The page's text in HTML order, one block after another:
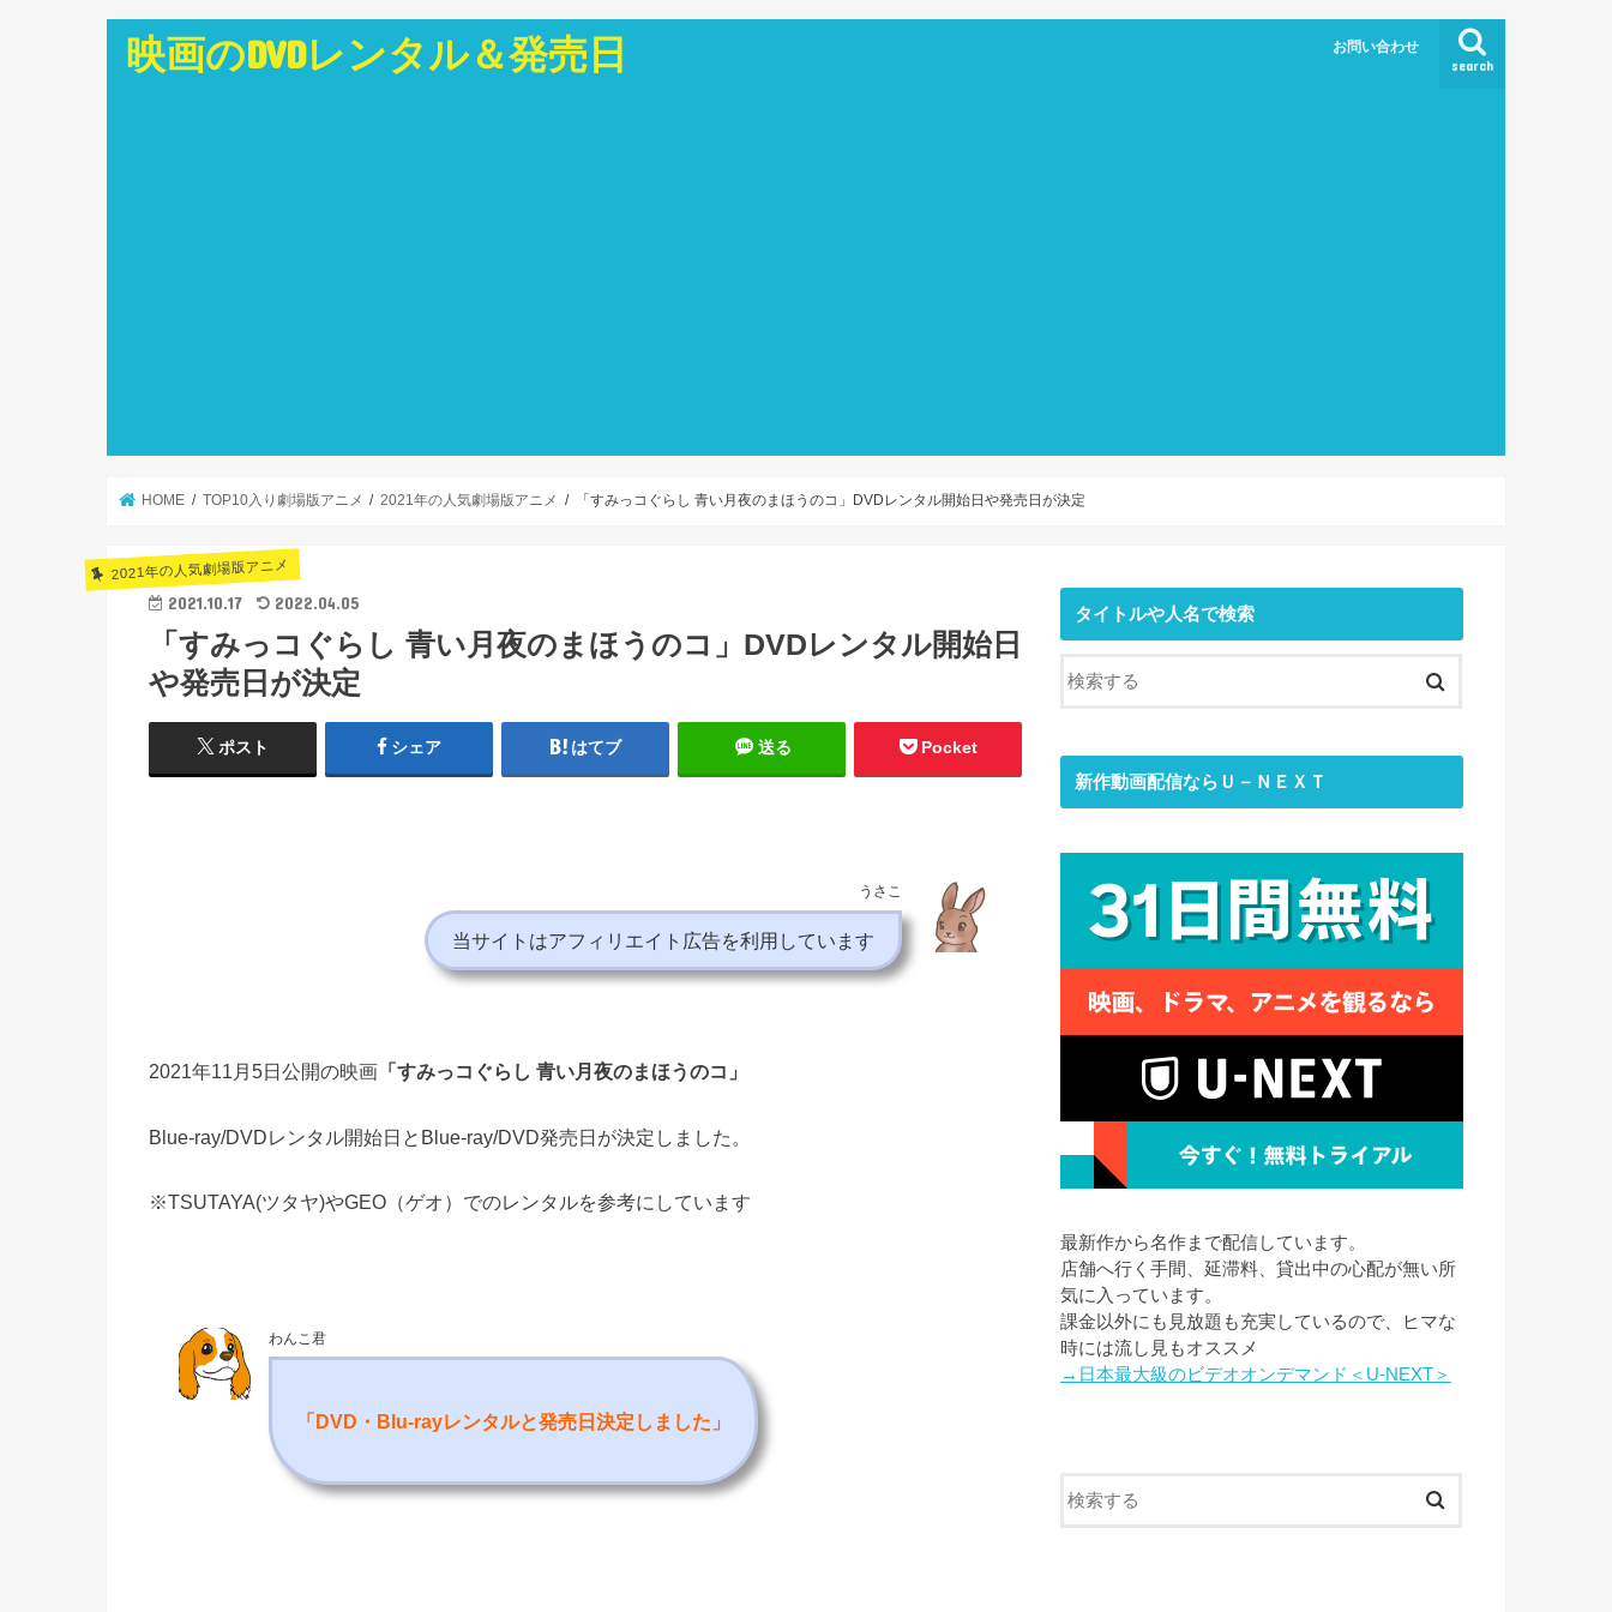
映画のDVDレンタル＆発売日 search
お問い合わせ
HOME TOP10入り劇場版アニメ 2021年の人気劇場版アニメ 「すみっコぐらし 青い月夜のまほうのコ」DVDレンタル開始日や発売日が決定
2021年の人気劇場版アニメ
2021.10.17 2022.04.05
「すみっコぐらし 青い月夜のまほうのコ」DVDレンタル開始日
や発売日が決定
ポスト シェア はてブ 送る Pocket
うさこ
当サイトはアフィリエイト広告を利用しています
2021年11月5日公開の映画 「すみっコぐらし 青い月夜のまほうのコ」
Blue-ray/DVDレンタル開始日とBlue-ray/DVD発売日が決定しました。
※TSUTAYA(ツタヤ)やGEO（ゲオ）でのレンタルを参考にしています
わんこ君
「DVD・Blu-rayレンタルと発売日決定しました 」
タイトルや人名で検索
新作動画配信ならＵ－ＮＥＸＴ
最新作から名作まで配信しています。
店舗へ行く手間、延滞料、貸出中の心配が無い所
気に入っています。
課金以外にも見放題も充実しているので、ヒマな
時には流し見もオススメ
→日本最大級のビデオオンデマンド＜U-NEXT＞